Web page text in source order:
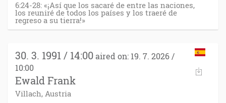
6:24-28: «¡Así que los sacaré de entre las naciones,
los reuniré de todos los países y los traeré de
regreso a su tierra!»
30. 3. 1991 / 14:00 aired on: 19. 7. 2026 /
10:00
Ewald Frank
Villach, Austria